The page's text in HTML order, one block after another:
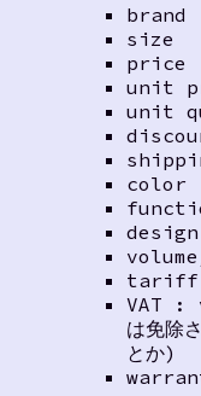
brand
size
price
unit
unit
color
design
VAT :
は免除
とか)